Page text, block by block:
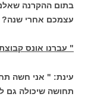
בתום ההקרנה
עצמכם אחרי שנה?
" עברנו אונס
עינת: " אני חשה
תחושה שיכולה גם